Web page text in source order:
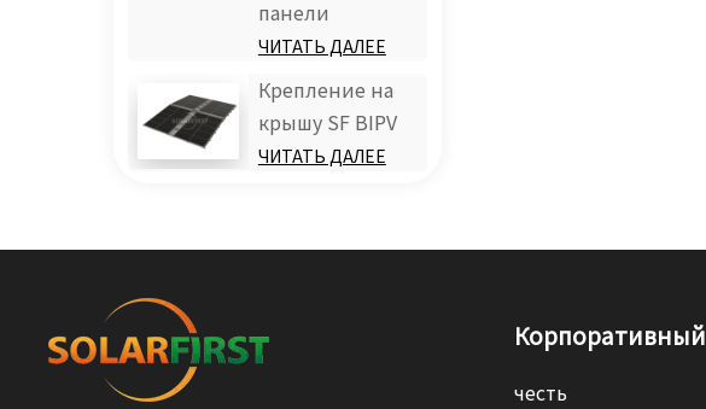
панели
ЧИТАТЬ ДАЛЕЕ
Крепление на
крышу SF BIPV
ЧИТАТЬ ДАЛЕЕ
Корпоративный
честь